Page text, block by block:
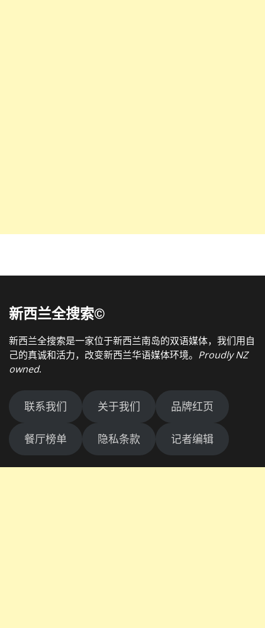
新西兰全搜索©
新西兰全搜索是一家位于新西兰南岛的双语媒体，我们用自
己的真诚和活力，改变新西兰华语媒体环境。 Proudly NZ
owned.
联系我们 关于我们 品牌红页
餐厅榜单 隐私条款 记者编辑